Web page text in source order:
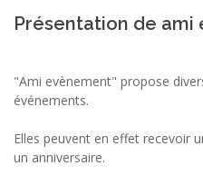
Présentation de ami
"Ami evènement" propose
événements.
Elles peuvent en effet recevoir
un anniversaire.